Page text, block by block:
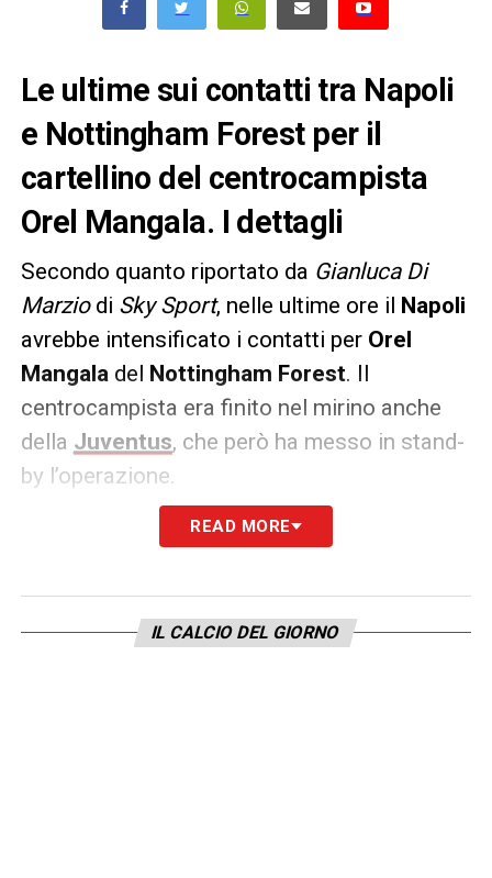
Le ultime sui contatti tra Napoli
e Nottingham Forest per il
cartellino del centrocampista
Orel Mangala. I dettagli
Secondo quanto riportato da Gianluca Di
Marziodi Sky Sport, nelle ultime ore il Napoli
avrebbe intensificato i contatti per Orel
Mangala del Nottingham Forest. Il
centrocampista era finito nel mirino anche
della Juventus, che però ha messo in stand-
by l’operazione.
Gli azzurri stanno lavorando ad
riscatto, ma c’è ancora distanza tra la
proposta del Napolie le aspettative del
READ MORE
IL CALCIO DEL GIORNO